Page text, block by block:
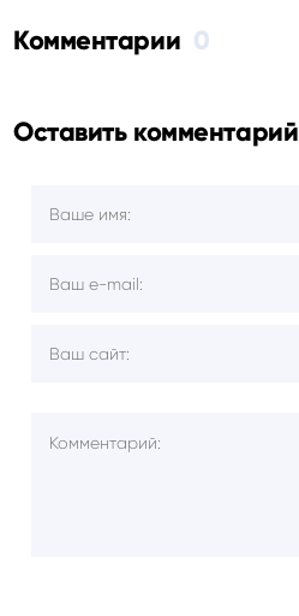
Комментарии 0
Оставить комментарий